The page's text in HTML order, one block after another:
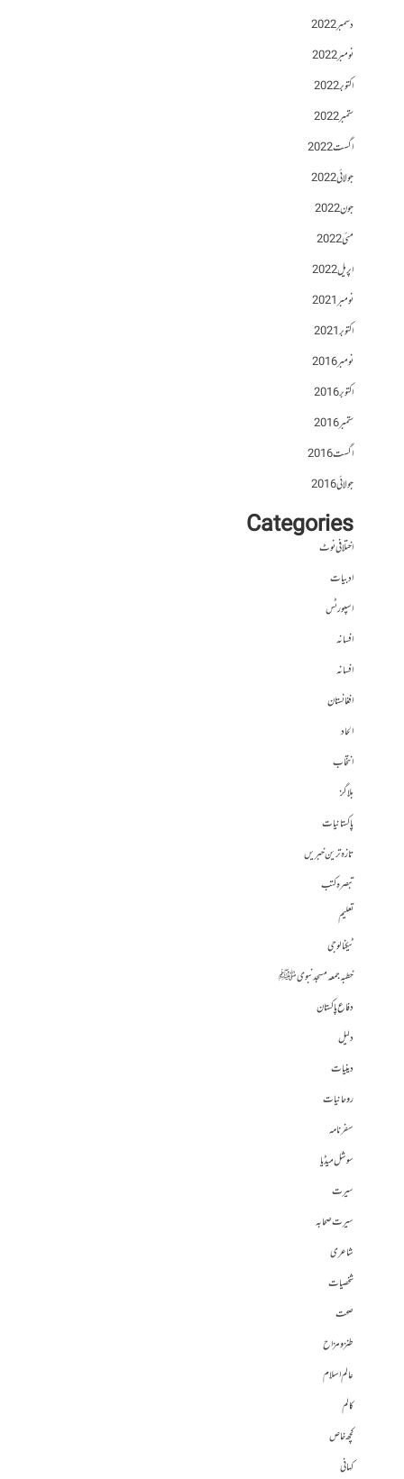
دسمبر 2022
نومبر 2022
اکتوبر 2022
ستمبر 2022
اگست 2022
جولائی 2022
جون 2022
مئی 2022
اپریل 2022
نومبر 2021
اکتوبر 2021
نومبر 2016
اکتوبر 2016
ستمبر 2016
اگست 2016
جولائی 2016
Categories
اختلافی نوٹ
ادبیات
اسپورٹس
افسانہ
افسانہ
افغانستان
الحاد
انتخاب
بلاگز
پاکستانیات
تازہ ترین خبریں
تبصرہ کتب
تعلیم
ٹیکنالوجی
خطبہ جمعہ مسجد نبوی ﷺ
دفاع پاکستان
دلیل
دینیات
روحانیات
سفرنامہ
سوشل میڈیا
سیرت
سیرت صحابہ
شاعری
شخصیات
صحت
طنز و مزاح
عالم اسلام
کالم
کچھ خاص
کہانی